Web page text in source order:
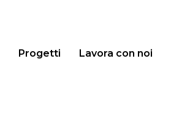
Progetti Lavora con noi